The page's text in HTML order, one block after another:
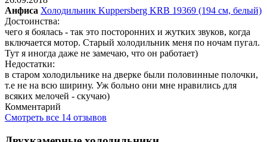
Анфиса Холодильник Kuppersberg KRB 19369 (194 см, белый)
Достоинства:
чего я боялась - так это посторонних и жутких звуков, когда
включается мотор. Старый холодильник меня по ночам пугал.
Тут я иногда даже не замечаю, что он работает)
Недостатки:
в старом холодильнике на дверке были половинные полочки,
т.е не на всю ширину. Уж больно они мне нравились для
всяких мелочей - скучаю)
Комментарий
Смотреть все 14 отзывов